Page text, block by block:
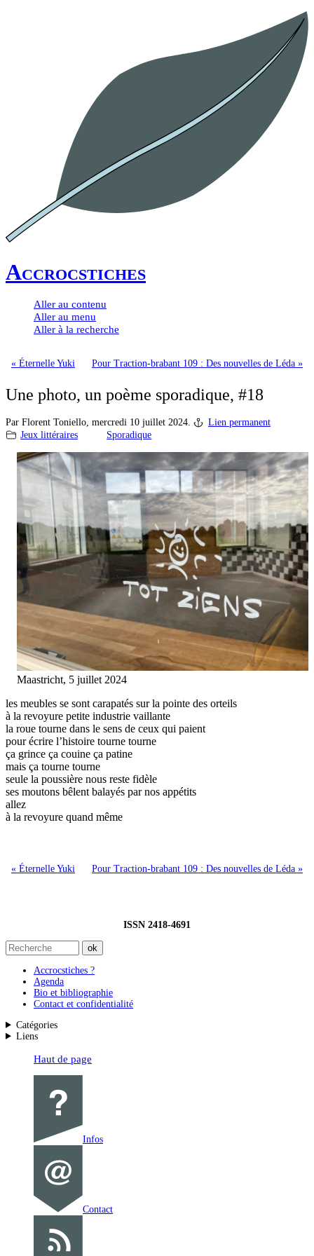
Accrocstiches
Aller au contenu
Aller au menu
Aller à la recherche
« Éternelle Yuki Pour Traction-brabant 109 : Des nouvelles de Léda »
Une photo, un poème sporadique, #18
Par Florent Toniello, mercredi 10 juillet 2024.
Lien permanent
Jeux littéraires
Sporadique
Maastricht, 5 juillet 2024
les meubles se sont carapatés sur la pointe des orteils
à la revoyure petite industrie vaillante
la roue tourne dans le sens de ceux qui paient
pour écrire l’histoire tourne tourne
ça grince ça couine ça patine
mais ça tourne tourne
seule la poussière nous reste fidèle
ses moutons bêlent balayés par nos appétits
allez
à la revoyure quand même
« Éternelle Yuki Pour Traction-brabant 109 : Des nouvelles de Léda »
ISSN 2418-4691
Accrocstiches ?
Agenda
Bio et bibliographie
Contact et confidentialité
Catégories
Liens
Haut de page
Infos
Contact